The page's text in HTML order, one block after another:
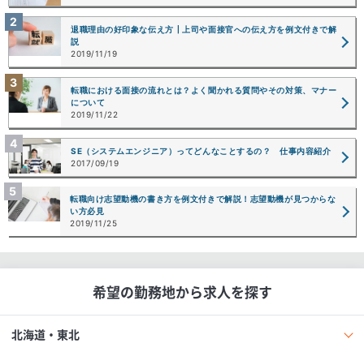
退職理由の好印象な伝え方┃上司や面接官への伝え方を例文付きで解
説
2019/11/19
転職における面接の流れとは？よく聞かれる質問やその対策、マナー
について
2019/11/22
SE（システムエンジニア）ってどんなことするの？ 仕事内容紹介
2017/09/19
転職向け志望動機の書き方を例文付きで解説！志望動機が見つからな
い方必見
2019/11/25
希望の勤務地から求人を探す
北海道・東北